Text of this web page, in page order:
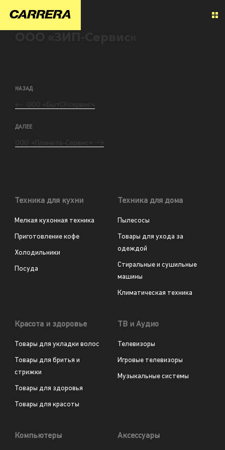
НАЗАД
ДАЛЕЕ
Техника для кухни
Мелкая кухонная техника
Приготовление кофе
Холодильники
Посуда
Техника для дома
Пылесосы
Товары для ухода за
одеждой
Стиральные и сушильные
машины
Климатическая техника
Красота и здоровье
Товары для укладки волос
Товары для бритья и
стрижки
Товары для здоровья
Товары для красоты
ТВ и Аудио
Телевизоры
Игровые телевизоры
Музыкальные системы
Компьютеры Аксессуары